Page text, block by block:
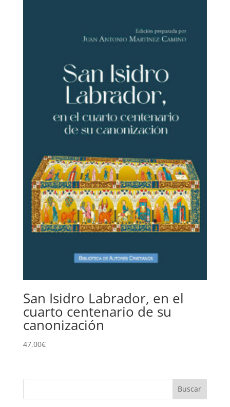
San Isidro Labrador, en el
cuarto centenario de su
canonización
47,00€